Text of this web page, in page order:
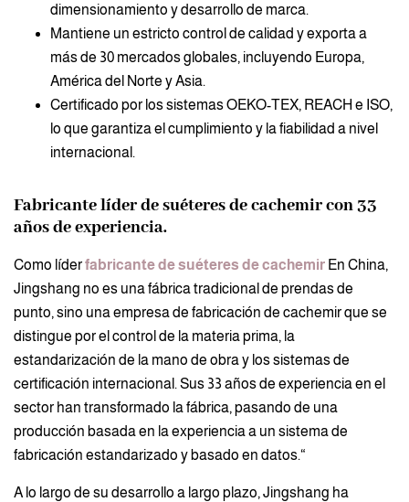
dimensionamiento y desarrollo de marca.
Mantiene un estricto control de calidad y exporta a
más de 30 mercados globales, incluyendo Europa,
América del Norte y Asia.
Certificado por los sistemas OEKO-TEX, REACH e ISO,
lo que garantiza el cumplimiento y la fiabilidad a nivel
internacional.
Fabricante líder de suéteres de cachemir con 33
años de experiencia.
Como líderfabricante de suéteres de cachemir En China,
Jingshang no es una fábrica tradicional de prendas de
punto, sino una empresa de fabricación de cachemir que se
distingue por el control de la materia prima, la
estandarización de la mano de obra y los sistemas de
certificación internacional. Sus 33 años de experiencia en el
sector han transformado la fábrica, pasando de una
producción basada en la experiencia a un sistema de
fabricación estandarizado y basado en datos.“
A lo largo de su desarrollo a largo plazo, Jingshang ha